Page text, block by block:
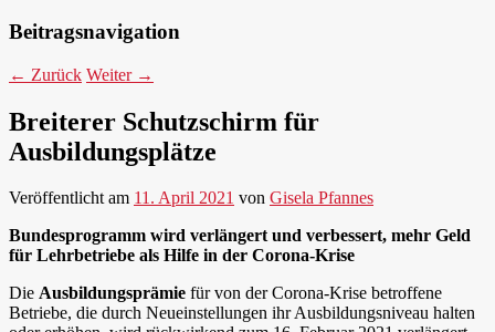
Beitragsnavigation
← Zurück Weiter →
Breiterer Schutzschirm für
Ausbildungsplätze
Veröffentlicht am 11. April 2021 von Gisela Pfannes
Bundesprogramm wird verlängert und verbessert, mehr Geld
für Lehrbetriebe als Hilfe in der Corona-Krise
Die Ausbildungsprämie für von der Corona-Krise betroffene
Betriebe, die durch Neueinstellungen ihr Ausbildungsniveau halten